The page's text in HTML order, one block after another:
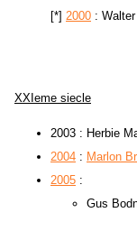
[*] 2000 :
XXIeme siecle
2003 : Herbie
2004 : Marlon
2005 :
Gus